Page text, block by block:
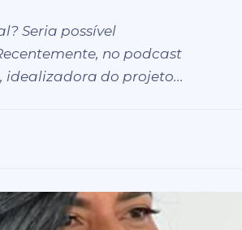
Seria possível
no podcast
idealizadora do projeto...